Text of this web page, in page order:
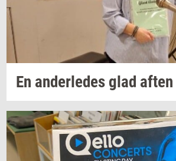
En an­der­le­des glad aften